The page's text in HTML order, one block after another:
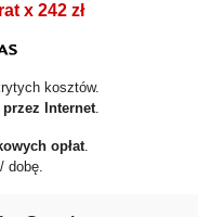
x 242 zł
kosztów.
przez Internet
opłat
dobę.